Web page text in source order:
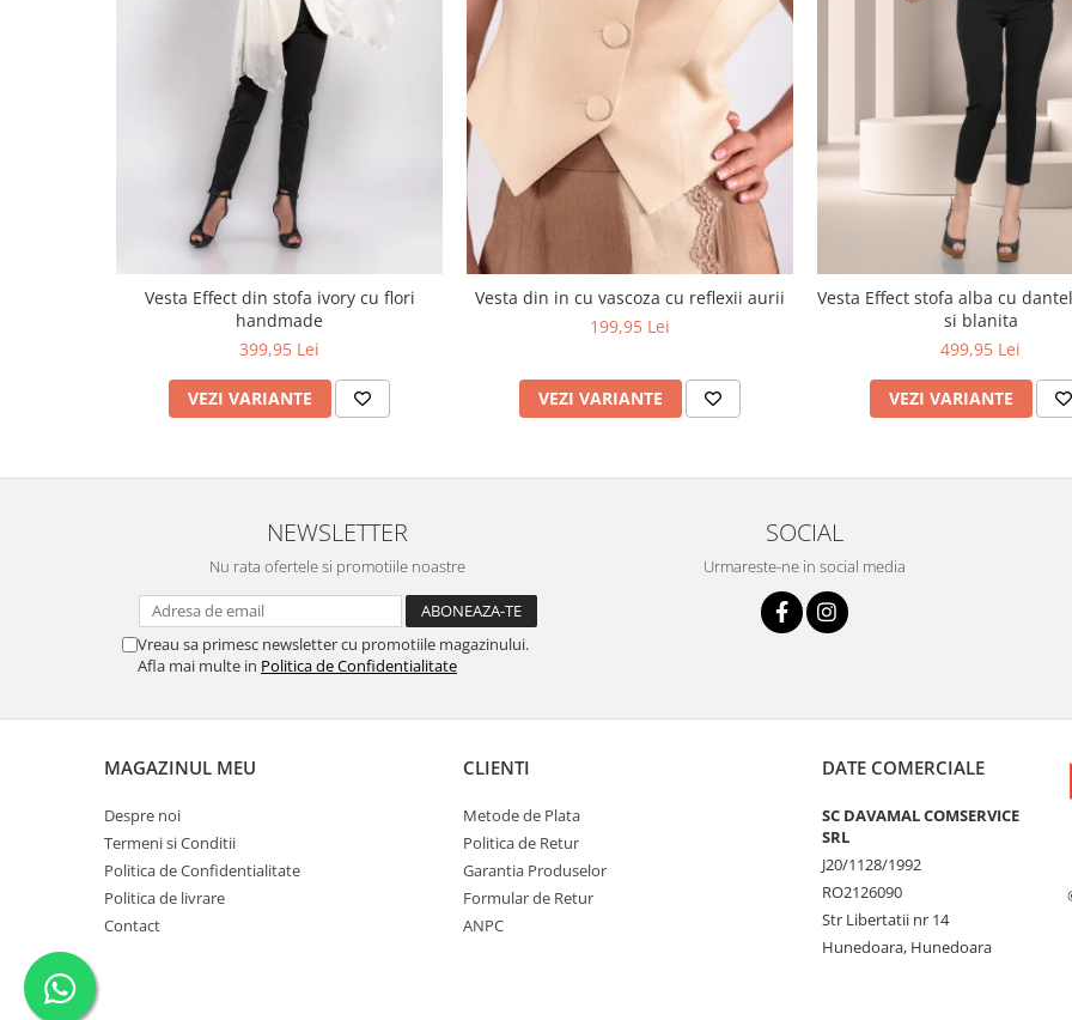
Vesta Effect din stofa ivory cu flori
handmade
399,95 Lei
VEZI VARIANTE
Vesta din in cu vascoza cu reflexii aurii
199,95 Lei
VEZI VARIANTE
Vesta Effect stofa alba cu
si blanita
499,95 Lei
VEZI VARIANTE
NEWSLETTER
Nu rata ofertele si promotiile noastre
Vreau sa primesc newsletter cu promotiile magazinului.
Afla mai multe in Politica de Confidentialitate
SOCIAL
Urmareste-ne in social media
MAGAZINUL MEU
Despre noi
Termeni si Conditii
Politica de Confidentialitate
Politica de livrare
Contact
CLIENTI
Metode de Plata
Politica de Retur
Garantia Produselor
Formular de Retur
ANPC
DATE COMERCIALE
SC DAVAMAL COMSERVICE
SRL
J20/1128/1992
RO2126090
Str Libertatii nr 14
Hunedoara, Hunedoara